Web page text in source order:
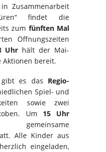
Zusammenarbeit
findet die
zum fünften Mal
Öffnungszeiten
Uhr hält der Mai-
Aktionen bereit.
es das Regio-
Spiel- und
sowie zwei
Um 15 Uhr
Alle Kinder aus
eingeladen,